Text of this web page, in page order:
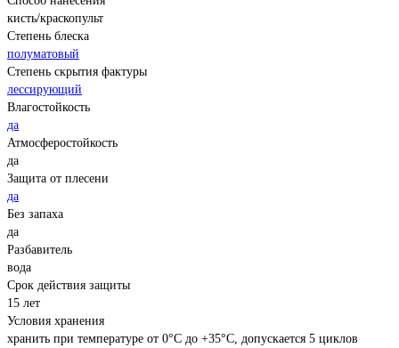
кисть/краскопульт
Степень блеска
полуматовый
Степень скрытия фактуры
лессирующий
Влагостойкость
да
Атмосферостойкость
да
Защита от плесени
да
Без запаха
да
Разбавитель
вода
Срок действия защиты
15 лет
Условия хранения
хранить при температуре от 0°С до +35°С, допускается 5 циклов